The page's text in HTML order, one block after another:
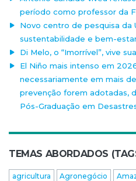
período como professor da
Novo centro de pesquisa da
sustentabilidade e bem-
Di Melo, o “Imorrível”, vive
El Niño mais intenso em
necessariamente em mais
prevenção forem adotadas,
Pós-Graduação em
TEMAS ABORDADOS
agricultura Agronegócio